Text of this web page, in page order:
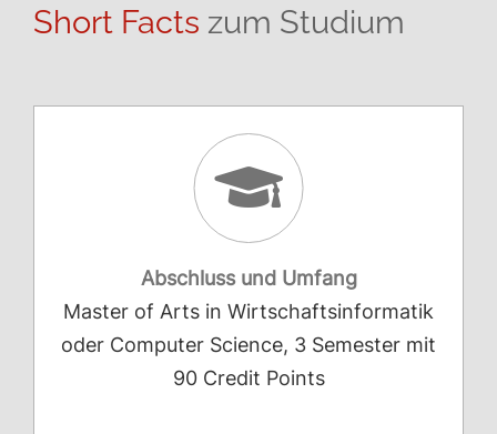
Short Facts zum Studium
Abschluss und Umfang
Master of Arts in Wirtschaftsinformatik
oder Computer Science, 3 Semester mit
90 Credit Points